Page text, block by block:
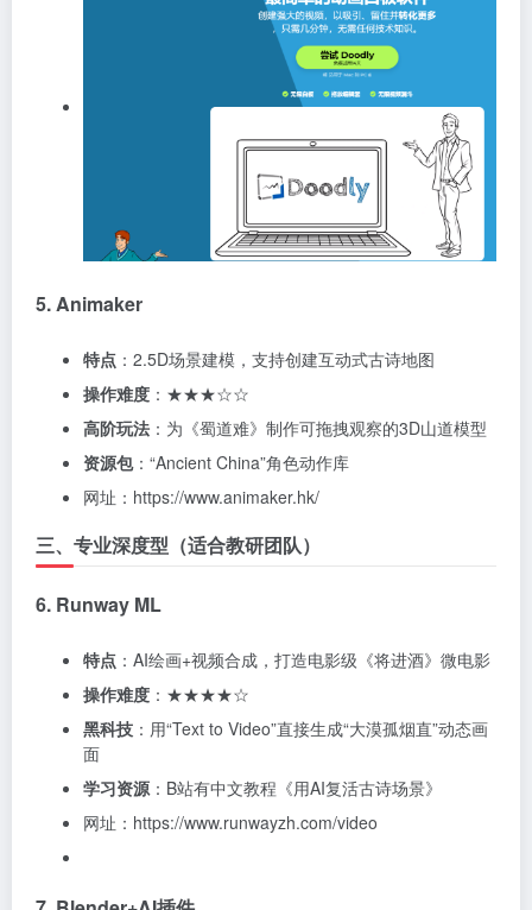
5. Animaker
特点 ：2.5D场景建模，支持创建互动式古诗地图
操作难度 ：★★★☆☆
高阶玩法 ：为《蜀道难》制作可拖拽观察的3D山道模型
资源包：“Ancient China”角色动作库
网址：https://www.animaker.hk/
三、专业深度型（适合教研团队）
6. Runway ML
特点 ：AI绘画+视频合成，打造电影级《将进酒》微电影
操作难度 ：★★★★☆
黑科技 ：用“Text to Video”直接生成“大漠孤烟直”动态画
面
学习资源：B站有中文教程《用AI复活古诗场景》
网址：https://www.runwayzh.com/video